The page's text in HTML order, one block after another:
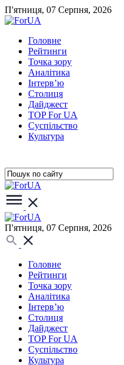
П'ятниця, 07 Серпня, 2026
Головне
Рейтинги
Точка зору
Аналітика
Інтерв’ю
Столиця
Дайджест
TOP For UA
Суспiльство
Культура
П'ятниця, 07 Серпня, 2026
Головне
Рейтинги
Точка зору
Аналітика
Інтерв’ю
Столиця
Дайджест
TOP For UA
Суспiльство
Культура